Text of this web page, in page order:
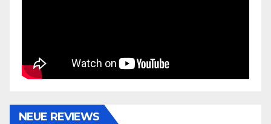
NEUE REVIEWS